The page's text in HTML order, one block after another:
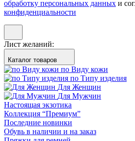
обработку персональных данных и
конфиденциальности
Лист желаний:
Каталог товаров
по Виду кожи
по Типу изделия
Для Женщин
Для Мужчин
Настоящая экзотика
Коллекция “Премиум”
Последние новинки
Обувь в наличии и на заказ